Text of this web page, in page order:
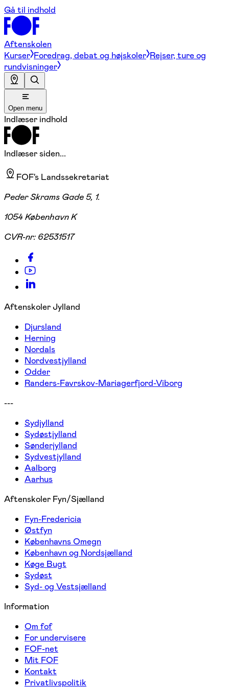
Gå til indhold
Aftenskolen
Kurser Foredrag, debat og højskoler Rejser, ture og
rundvisninger
Open menu
Indlæser indhold
Indlæser siden...
FOF's Landssekretariat
Peder Skrams Gade 5, 1.
1054 København K
CVR-nr: 62531517
Aftenskoler Jylland
Djursland
Herning
Nordals
Nordvestjylland
Odder
Randers-Favrskov-Mariagerfjord-Viborg
---
Sydjylland
Sydøstjylland
Sønderjylland
Sydvestjylland
Aalborg
Aarhus
Aftenskoler Fyn/Sjælland
Fyn-Fredericia
Østfyn
Københavns Omegn
København og Nordsjælland
Køge Bugt
Sydøst
Syd- og Vestsjælland
Information
Om fof
For undervisere
FOF-net
Mit FOF
Kontakt
Privatlivspolitik